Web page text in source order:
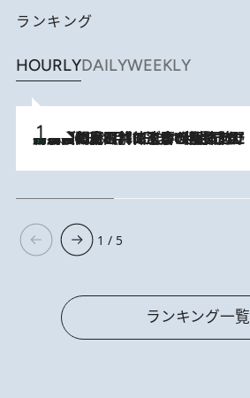
ランキング
HOURLYDAILYWEEKLY
2026.8.8
「最後に見られてよかった」上野動物園の東園パンダ舎が解体前に特別公開。8月16日まで延長されたパネル展と共に辿る“半世紀”のパンダ飼育《解体工事の図面あり》
1 / 5
ランキング一覧